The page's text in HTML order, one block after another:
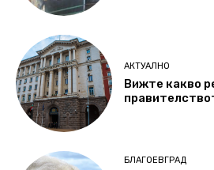
АКТУАЛНО
Вижте какво
БЛАГОЕВГРАД